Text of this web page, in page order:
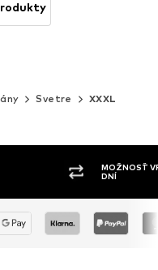
Svetre XXXL
30